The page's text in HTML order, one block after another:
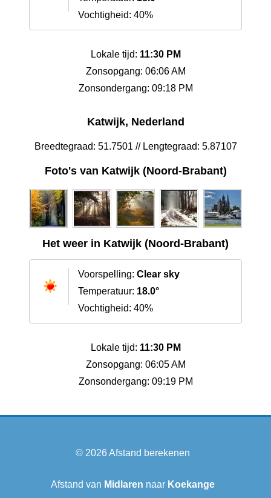
Vochtigheid: 40%
Lokale tijd: 11:30 PM
Zonsopgang: 06:06 AM
Zonsondergang: 09:18 PM
Katwijk, Nederland
Breedtegraad: 51.7501 // Lengtegraad: 5.87107
Foto's van Katwijk (Noord-Brabant)
Het weer in Katwijk (Noord-Brabant)
Voorspelling: Clear sky
Temperatuur: 18.0°
Vochtigheid: 40%
Lokale tijd: 11:30 PM
Zonsopgang: 06:05 AM
Zonsondergang: 09:19 PM
© 2026Afstand berekenen
Afstand van Midlaren naar Koekange